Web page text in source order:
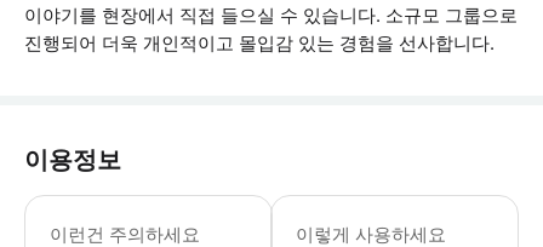
이야기를 현장에서 직접 들으실 수 있습니다. 소규모 그룹으로
진행되어 더욱 개인적이고 몰입감 있는 경험을 선사합니다.
이용정보
이런건 주의하세요
어린이 규정 - 0~5세 어린이는 무료
이렇게 사용하세요